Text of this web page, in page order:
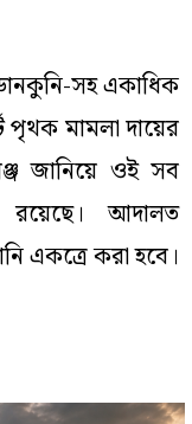
সহ একাধিক
পৃথক মামলা দায়ের
জানিয়ে ওই সব
রয়েছে। আদালত
একত্রে করা হবে।